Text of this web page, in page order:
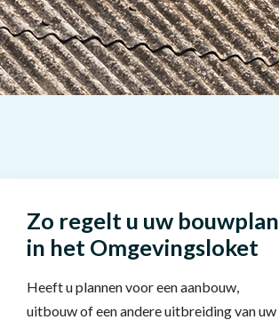
Zo regelt u uw bouwplan
in het Omgevingsloket
Heeft u plannen voor een aanbouw,
uitbouw of een andere uitbreiding van uw